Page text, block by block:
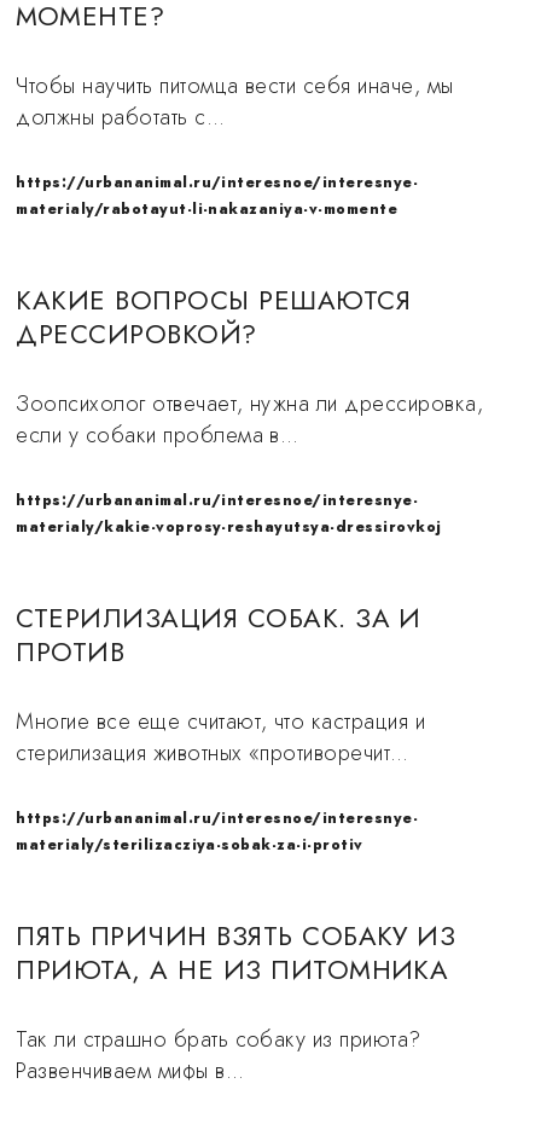
МОМЕНТЕ?
Чтобы научить питомца вести себя иначе, мы
должны работать с…
https://urbananimal.ru/interesnoe/interesnye-
materialy/rabotayut-li-nakazaniya-v-momente
КАКИЕ ВОПРОСЫ РЕШАЮТСЯ
ДРЕССИРОВКОЙ?
Зоопсихолог отвечает, нужна ли дрессировка,
если у собаки проблема в…
https://urbananimal.ru/interesnoe/interesnye-
materialy/kakie-voprosy-reshayutsya-dressirovkoj
СТЕРИЛИЗАЦИЯ СОБАК. ЗА И
ПРОТИВ
Многие все еще считают, что кастрация и
стерилизация животных «противоречит…
https://urbananimal.ru/interesnoe/interesnye-
materialy/sterilizacziya-sobak-za-i-protiv
ПЯТЬ ПРИЧИН ВЗЯТЬ СОБАКУ ИЗ
ПРИЮТА, А НЕ ИЗ ПИТОМНИКА
Так ли страшно брать собаку из приюта?
Развенчиваем мифы в…